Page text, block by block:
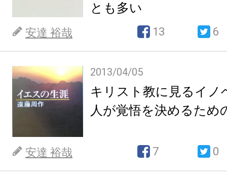
とも多い
安達 裕哉 13 6
2013/04/05
キリスト教に見るイノ
人が覚悟を決めるため
安達 裕哉 7 0